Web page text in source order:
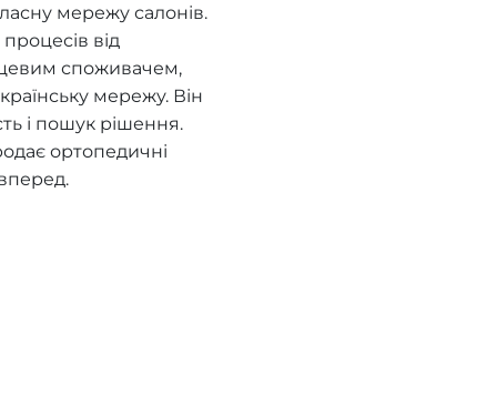
мережу салонів.
від
споживачем,
мережу. Він
і пошук рішення.
ортопедичні